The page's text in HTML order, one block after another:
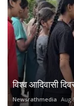
विश्व आदिवासी
Newsrathmedia Aug